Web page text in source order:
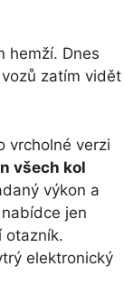
hemží. Dnes
zatím vidět
vrcholné verzi
všech kol
výkon a
jen
otazník.
elektronický